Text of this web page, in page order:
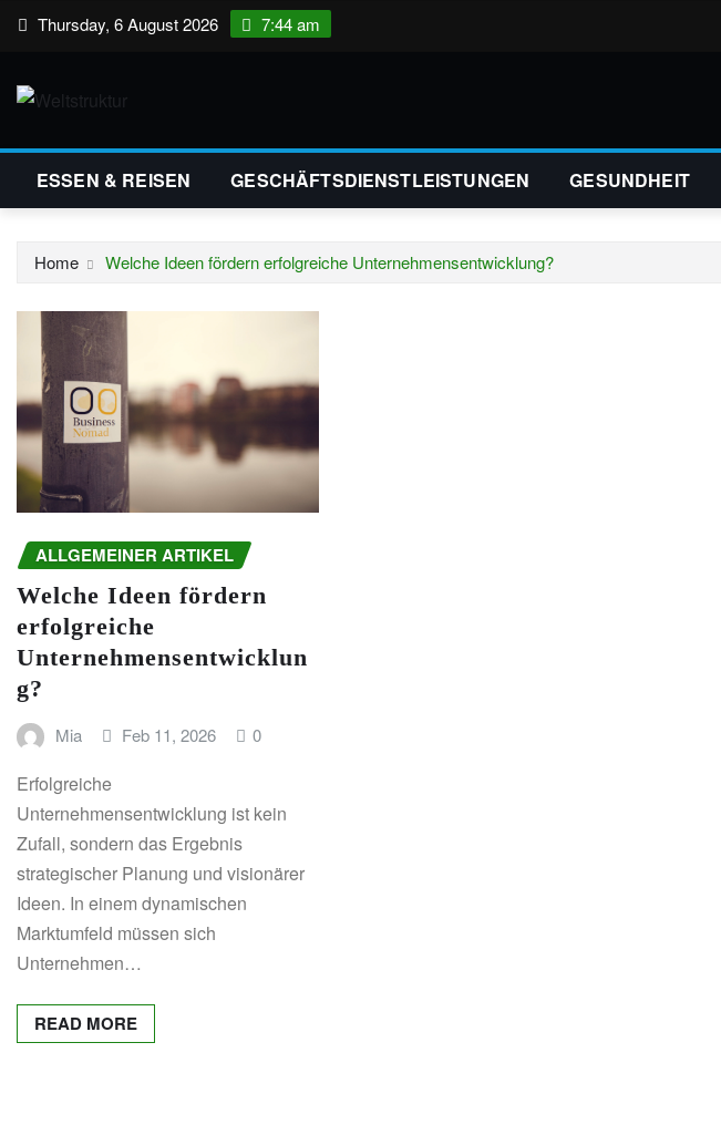
Skip Thursday, 6 August 2026 7:44 am
ESSEN & REISEN GESCHÄFTSDIENSTLEISTUNGEN GESUNDHEIT
Home Welche Ideen fördern erfolgreiche Unternehmensentwicklung?
ALLGEMEINER ARTIKEL
Welche Ideen fördern
erfolgreiche
Unternehmensentwicklun
g?
Mia Feb 11, 2026 0
Erfolgreiche
Unternehmensentwicklung ist kein
Zufall, sondern das Ergebnis
strategischer Planung und visionärer
Ideen. In einem dynamischen
Marktumfeld müssen sich
Unternehmen…
READ MORE